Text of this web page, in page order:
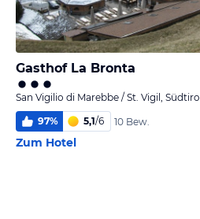
Gasthof La Bronta
San Vigilio di Marebbe / St. Vigil, Südtirol
97% 5,1/6 10 Bew.
Zum Hotel